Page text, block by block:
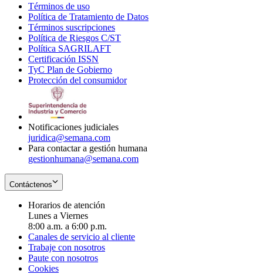
Términos de uso
in
new
window
Política de Tratamiento de Datos
Términos suscripciones
in
Política de Riesgos C/ST
Política SAGRILAFT
new
window
Certificación ISSN
in
new
TyC Plan de Gobierno
in
Protección del consumidorOpens
Notificaciones judiciales
juridica@semana.com
Para contactar a gestión humana
gestionhumana@semana.com
Contáctenos
Horarios de atención
Lunes a Viernes
8:00 a.m. a 6:00 p.m.
Canales de servicio al cliente
Trabaje con nosotros
Paute con nosotros
Cookies